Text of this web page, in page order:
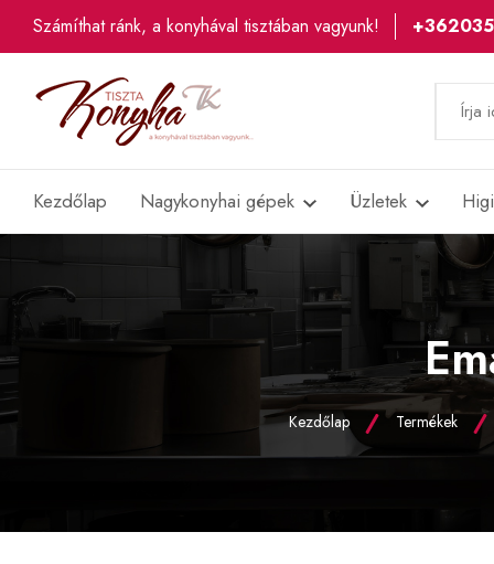
Számíthat ránk, a konyhával tisztában vagyunk!
Kezdőlap Nagykonyhai gépek Üzletek
Kezdőlap Termékek